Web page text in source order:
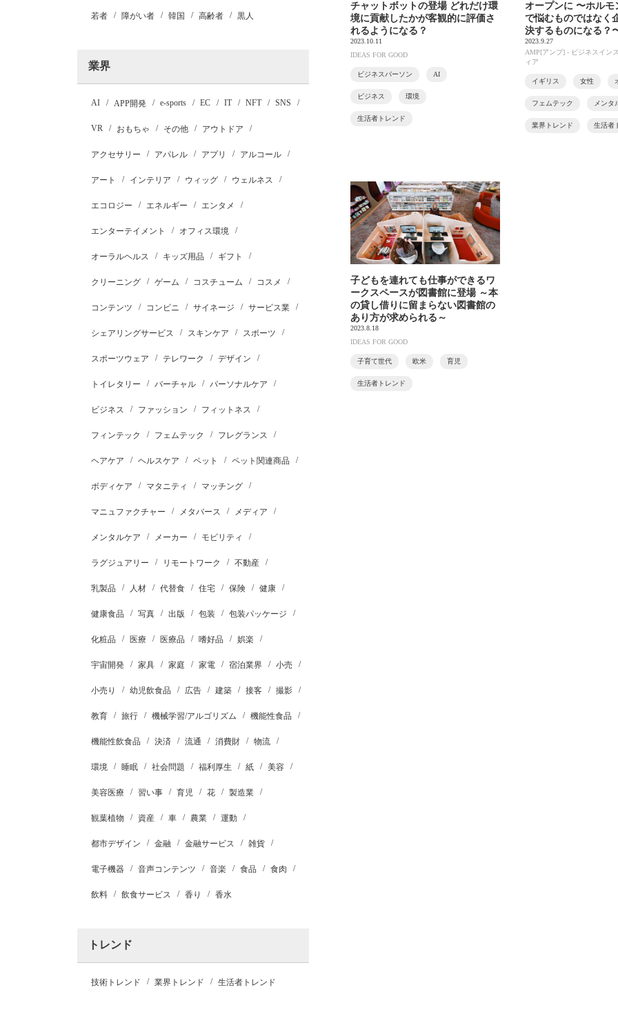
若者 障がい者 韓国 高齢者 黒人
業界
AI APP開発 e-sports EC IT NFT SNS
VR おもちゃ その他 アウトドア
アクセサリー アパレル アプリ アルコール
アート インテリア ウィッグ ウェルネス
エコロジー エネルギー エンタメ
エンターテイメント オフィス環境
オーラルヘルス キッズ用品 ギフト
クリーニング ゲーム コスチューム コスメ
コンテンツ コンビニ サイネージ サービス業
シェアリングサービス スキンケア スポーツ
スポーツウェア テレワーク デザイン
トイレタリー バーチャル パーソナルケア
ビジネス ファッション フィットネス
フィンテック フェムテック フレグランス
ヘアケア ヘルスケア ペット ペット関連商品
ボディケア マタニティ マッチング
マニュファクチャー メタバース メディア
メンタルケア メーカー モビリティ
ラグジュアリー リモートワーク 不動産
乳製品 人材 代替食 住宅 保険 健康
健康食品 写真 出版 包装 包装パッケージ
化粧品 医療 医療品 嗜好品 娯楽
宇宙開発 家具 家庭 家電 宿泊業界 小売
小売り 幼児飲食品 広告 建築 接客 撮影
教育 旅行 機械学習/アルゴリズム 機能性食品
機能性飲食品 決済 流通 消費財 物流
環境 睡眠 社会問題 福利厚生 紙 美容
美容医療 習い事 育児 花 製造業
観葉植物 資産 車 農業 運動
都市デザイン 金融 金融サービス 雑貨
電子機器 音声コンテンツ 音楽 食品 食肉
飲料 飲食サービス 香り 香水
トレンド
技術トレンド 業界トレンド 生活者トレンド
チャットボットの登場 どれだけ環
境に貢献したかが客観的に評価さ
れるようになる？
2023.10.11
IDEAS FOR GOOD
ビジネスパーソン AI
ビジネス 環境
生活者トレンド
オープンに 〜ホルモ
で悩むものではなく
決するものになる？
2023.9.27
AMP[アンプ] - ビジネスイン
ィア
イギリス 女性
フェムテック メンタ
業界トレンド 生活者
子どもを連れても仕事ができるワ
ークスペースが図書館に登場 ～本
の貸し借りに留まらない図書館の
あり方が求められる～
2023.8.18
IDEAS FOR GOOD
子育て世代 欧米 育児
生活者トレンド